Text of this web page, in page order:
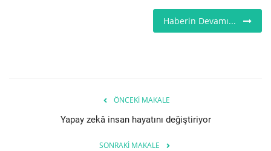
Haberin Devamı...
ÖNCEKI MAKALE
Yapay zekâ insan hayatını değiştiriyor
SONRAKI MAKALE